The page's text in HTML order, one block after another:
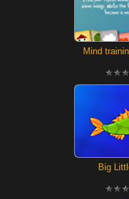
Mind
Big